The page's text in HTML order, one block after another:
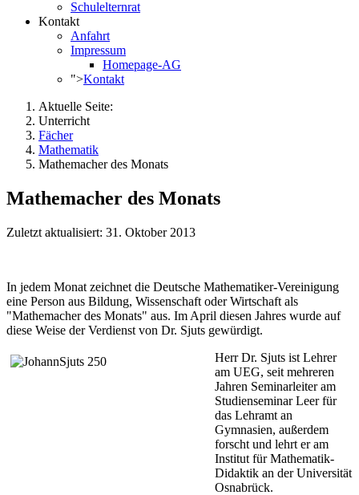
Schulelternrat
Kontakt
Anfahrt
Impressum
Homepage-AG
">Kontakt
Aktuelle Seite:
Unterricht
Fächer
Mathematik
Mathemacher des Monats
Mathemacher des Monats
Zuletzt aktualisiert: 31. Oktober 2013
In jedem Monat zeichnet die Deutsche Mathematiker-Vereinigung
eine Person aus Bildung, Wissenschaft oder Wirtschaft als
"Mathemacher des Monats" aus. Im April diesen Jahres wurde auf
diese Weise der Verdienst von Dr. Sjuts gewürdigt.
Herr Dr. Sjuts ist Lehrer
am UEG, seit mehreren
Jahren Seminarleiter am
Studienseminar Leer für
das Lehramt an
Gymnasien, außerdem
forscht und lehrt er am
Institut für Mathematik-
Didaktik an der Universität
Osnabrück.